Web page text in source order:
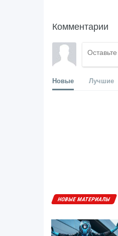
Комментарии
Новые Лучшие
НОВЫЕ МАТЕРИАЛЫ